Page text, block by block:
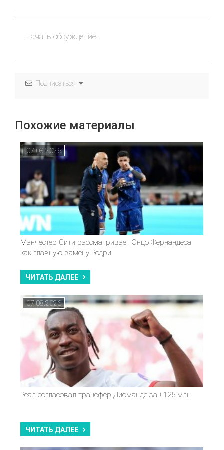
Подписаться
Похожие материалы
07.08.2026
Манчестер Сити рассматривает Энцо Фернандеса
как главную замену Родри
ЧИТАТЬ ДАЛЕЕ
07.08.2026
Реал согласовал трансфер Диоманде за €125 млн
ЧИТАТЬ ДАЛЕЕ